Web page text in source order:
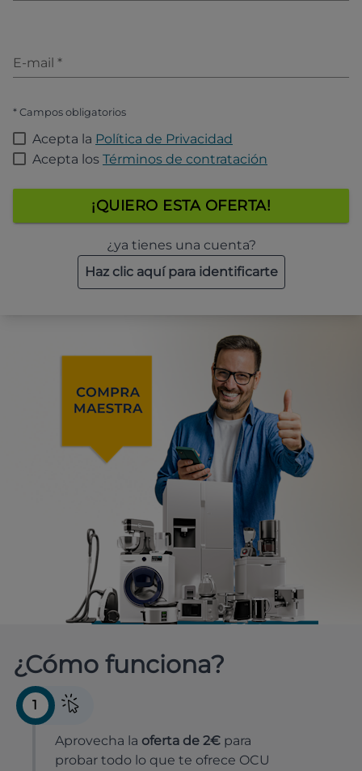
E-mail *
* Campos obligatorios
Acepta la Política de Privacidad
Acepta los Términos de contratación
¡QUIERO ESTA OFERTA!
¿ya tienes una cuenta?
Haz clic aquí para identificarte
¿Cómo funciona?
1
Aprovecha la oferta de 2€ para
probar todo lo que te ofrece OCU